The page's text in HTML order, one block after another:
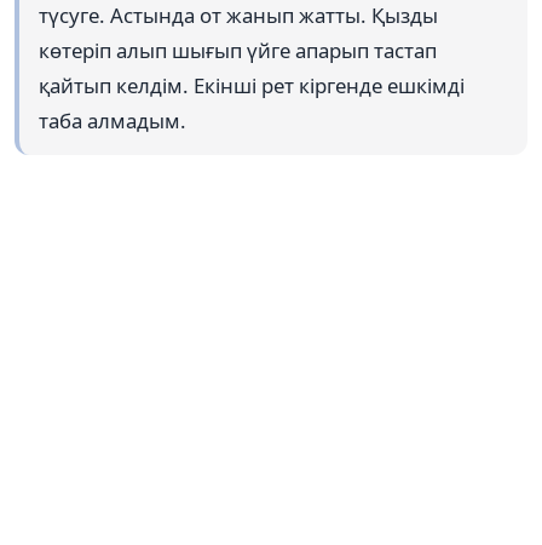
түсуге. Астында от жанып жатты. Қызды
көтеріп алып шығып үйге апарып тастап
қайтып келдім. Екінші рет кіргенде ешкімді
таба алмадым.